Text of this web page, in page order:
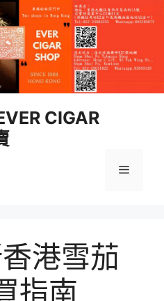
CIGAR
選
港雪茄
指南